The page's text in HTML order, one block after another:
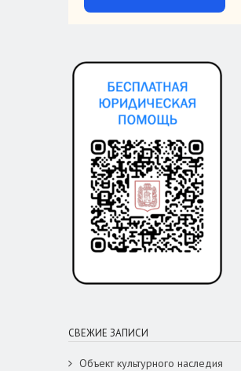
СВЕЖИЕ ЗАПИСИ
Объект культурного наследия